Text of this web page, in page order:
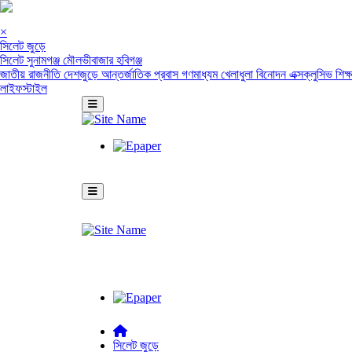
×
সিলেট জুড়ে
সিলেটসুনামগঞ্জ মৌলভীবাজারহবিগঞ্জ
জাতীয় রাজনীতিদেশজুড়ে আন্তর্জাতিক প্রবাসগণমাধ্যমখেলাধুলা বিনোদনএক্সক্লুসিভ
লাইফস্টাইল
সিলেট জুড়ে